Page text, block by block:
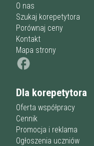
O nas
Szukaj korepetytora
Porównaj ceny
Kontakt
Mapa strony
Dla korepetytora
Oferta współpracy
Cennik
Promocja i reklama
Ogłoszenia uczniów